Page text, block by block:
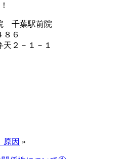
千葉駅前院
８６
２－１－１
原因 »